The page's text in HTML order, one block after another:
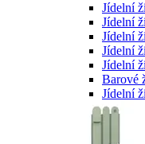
Jídelní
Jídelní
Jídelní
Jídelní
Jídelní
Barové
Jídelní